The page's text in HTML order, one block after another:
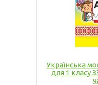
Українська
для 1 класу